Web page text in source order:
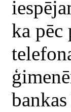
ka pēc